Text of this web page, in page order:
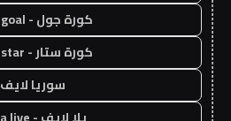
كورة جول - kora goal
كورة ستار - kora star
سوريا لايف